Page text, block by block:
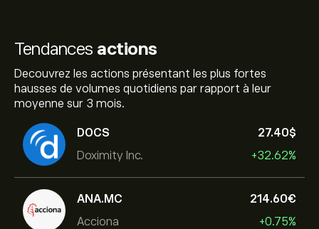
Tendances actions
Decouvrez les actions présentant les plus fortes
hausses de volumes quotidiens par rapport à leur
moyenne sur 3 mois.
DOCS
Doximity Inc.
27.40‎$‎
+32.62%
ANA.MC
Acciona
214.60‎€‎
+0.75%